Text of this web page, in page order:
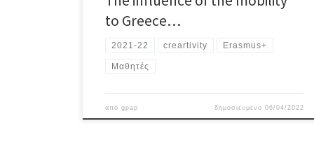
to Greece…
2021-22 creartivity Erasmus+
Μαθητές
απόgpap δημοσιευμένο 06/04/2022